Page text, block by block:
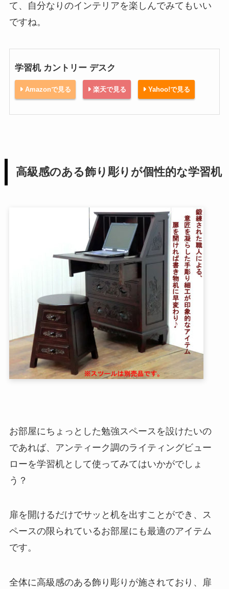
て、自分なりのインテリアを楽しんでみてもいい
ですね。
学習机 カントリー デスク
Amazonで見る 楽天で見る Yahoo!で見る
高級感のある飾り彫りが個性的な学習机
お部屋にちょっとした勉強スペースを設けたいの
であれば、アンティーク調のライティングビュー
ローを学習机として使ってみてはいかがでしょ
う？
扉を開けるだけでサッと机を出すことができ、ス
ペースの限られているお部屋にも最適のアイテム
です。
全体に高級感のある飾り彫りが施されており、扉